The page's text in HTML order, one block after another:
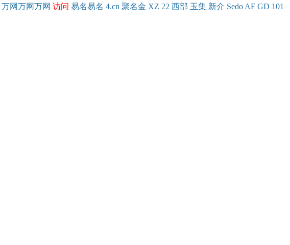
万网万网万网 访问 易名易名 4.cn 聚名金 XZ 22 西部 玉集 新介 Sedo AF GD 101